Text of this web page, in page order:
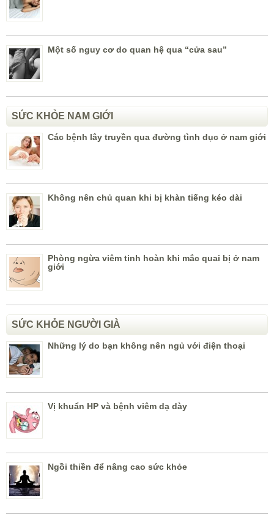
Một số nguy cơ do quan hệ qua “cửa sau”
SỨC KHỎE NAM GIỚI
Các bệnh lây truyền qua đường tình dục ở nam giới
Không nên chủ quan khi bị khàn tiếng kéo dài
Phòng ngừa viêm tinh hoàn khi mắc quai bị ở nam
giới
SỨC KHỎE NGƯỜI GIÀ
Những lý do bạn không nên ngủ với điện thoại
Vị khuẩn HP và bệnh viêm dạ dày
Ngồi thiền để nâng cao sức khỏe